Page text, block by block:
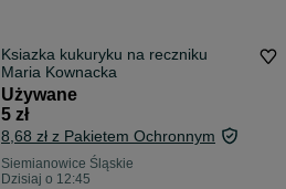
Ksiazka kukuryku na reczniku
Maria Kownacka
Używane
5 zł
8,68 zł z Pakietem Ochronnym
Siemianowice Śląskie
Dzisiaj o 12:45